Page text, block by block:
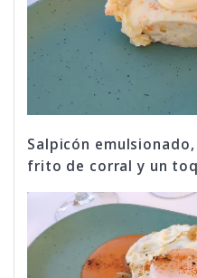
Salpicón
frito de corral y un